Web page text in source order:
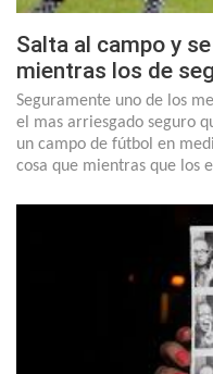
Salta al campo y
mientras los de
Seguramente uno de los
el mas arriesgado seguro
un campo de fútbol en
cosa que mientras que los